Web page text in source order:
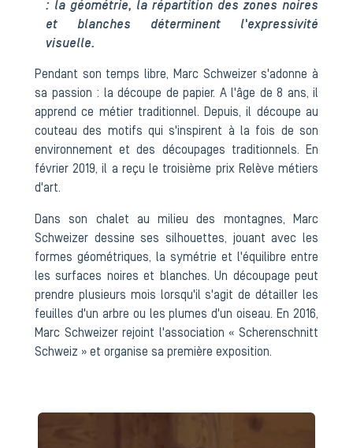
: la géométrie, la répartition des zones noires
et blanches déterminent l'expressivité
visuelle.
Pendant son temps libre, Marc Schweizer s'adonne à
sa passion : la découpe de papier. A l'âge de 8 ans, il
apprend ce métier traditionnel. Depuis, il découpe au
couteau des motifs qui s'inspirent à la fois de son
environnement et des découpages traditionnels. En
février 2019, il a reçu le troisième prix Relève métiers
d'art.
Dans son chalet au milieu des montagnes, Marc
Schweizer dessine ses silhouettes, jouant avec les
formes géométriques, la symétrie et l'équilibre entre
les surfaces noires et blanches. Un découpage peut
prendre plusieurs mois lorsqu'il s'agit de détailler les
feuilles d'un arbre ou les plumes d'un oiseau. En 2016,
Marc Schweizer rejoint l'association « Scherenschnitt
Schweiz » et organise sa première exposition.